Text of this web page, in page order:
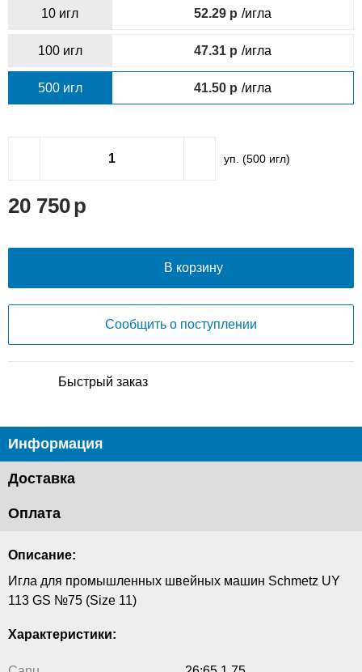
10 игл 52.29 /игла
100 игл 47.31 /игла
500 игл 41.50 /игла
уп. (500игл)
20 750
В корзину
Сообщить о поступлении
Быстрый заказ
Информация
Доставка
Оплата
Описание:
Игла для промышленных швейных машин Schmetz UY
113 GS №75 (Size 11)
Характеристики: